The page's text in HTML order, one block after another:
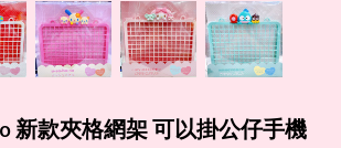
新款夾格網架 可以掛公仔手機